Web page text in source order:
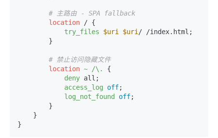
# 主路由 - SPA fallback
location / {
try_files
$uri $uri/ /index.html;
# 禁止访问隐藏文件
location ~ /\.
{
deny all;
access_log
off;
log_not_found
off;